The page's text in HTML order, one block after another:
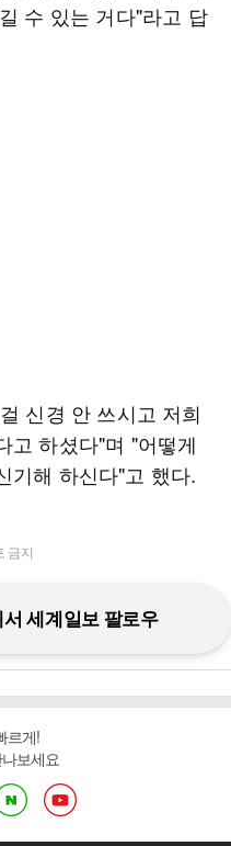
수 있는 거다"라고 답
신경 안 쓰시고 저희
고 하셨다"며 "어떻게
기해 하신다"고 했다.
금지
서 세계일보 팔로우
르게!
보세요